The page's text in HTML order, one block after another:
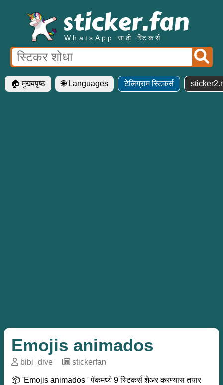
WhatsApp साठी स्टिकर्स
🏠 मुख्यपृष्ठ 🌐 Languages टेलिग्राम स्टिकर्स
Emojis animados
bibi_dive stickerfan
📦 'Emojis animados ' पॅकमध्ये 9 स्टिकर्स शेअर करण्यास तयार